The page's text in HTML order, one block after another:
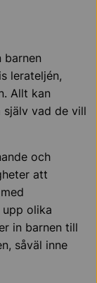
barnen
lerateljén,
Allt kan
själv vad de vill
och
att
olika
in barnen till
såväl inne